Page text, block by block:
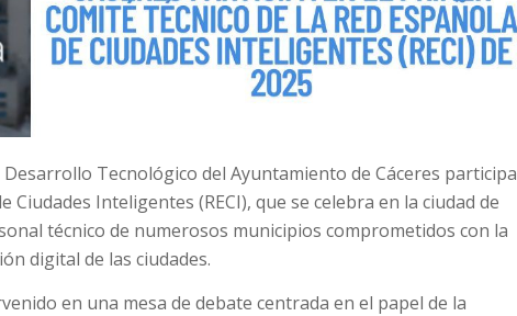
Tecnológico del Ayuntamiento de Cáceres participa
Inteligentes (RECI), que se celebra en la ciudad de
técnico de numerosos municipios comprometidos con la
digital de las ciudades.
en una mesa de debate centrada en el papel de la